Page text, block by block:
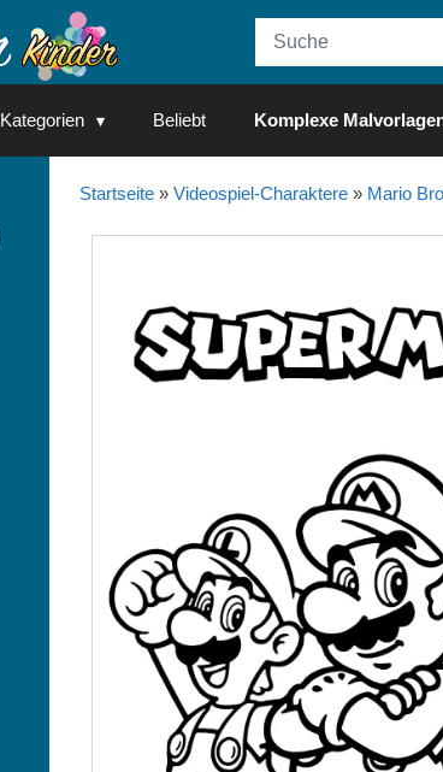
Kategorien Beliebt Komplexe
Startseite» Videospiel-Charaktere» Mario